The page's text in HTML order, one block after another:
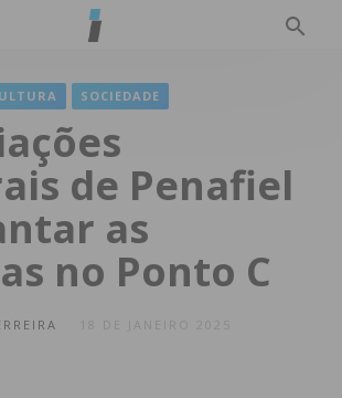
SOCIEDADE
de Penafiel
as
no Ponto C
18 DE JANEIRO 2025